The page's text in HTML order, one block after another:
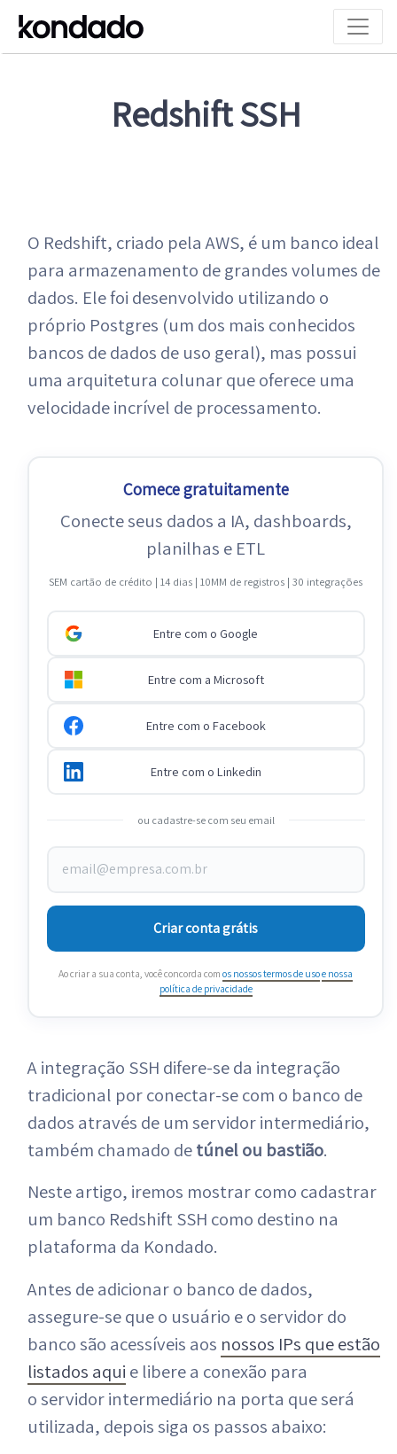
Redshift SSH
O Redshift, criado pela AWS, é um banco ideal
para armazenamento de grandes volumes de
dados. Ele foi desenvolvido utilizando o
próprio Postgres (um dos mais conhecidos
bancos de dados de uso geral), mas possui
uma arquitetura colunar que oferece uma
velocidade incrível de processamento.
Comece gratuitamente
Conecte seus dados a IA, dashboards,
planilhas e ETL
SEM cartão de crédito | 14 dias | 10MM de registros | 30 integrações
Entre com o Google
Entre com a Microsoft
Entre com o Facebook
Entre com o Linkedin
ou cadastre-se com seu email
Criar conta grátis
Ao criar a sua conta, você concorda com os nossos termos de usoe nossa
política de privacidade
A integração SSH difere-se da integração
tradicional por conectar-se com o banco de
dados através de um servidor intermediário,
também chamado detúnel ou bastião.
Neste artigo, iremos mostrar como cadastrar
um banco Redshift SSH como destino na
plataforma da Kondado.
Antes de adicionar o banco de dados,
assegure-se que o usuário e o servidor do
banco são acessíveis aos nossos IPs que estão
listados aqui e libere a conexão para
o servidor intermediário na porta que será
utilizada, depois siga os passos abaixo: